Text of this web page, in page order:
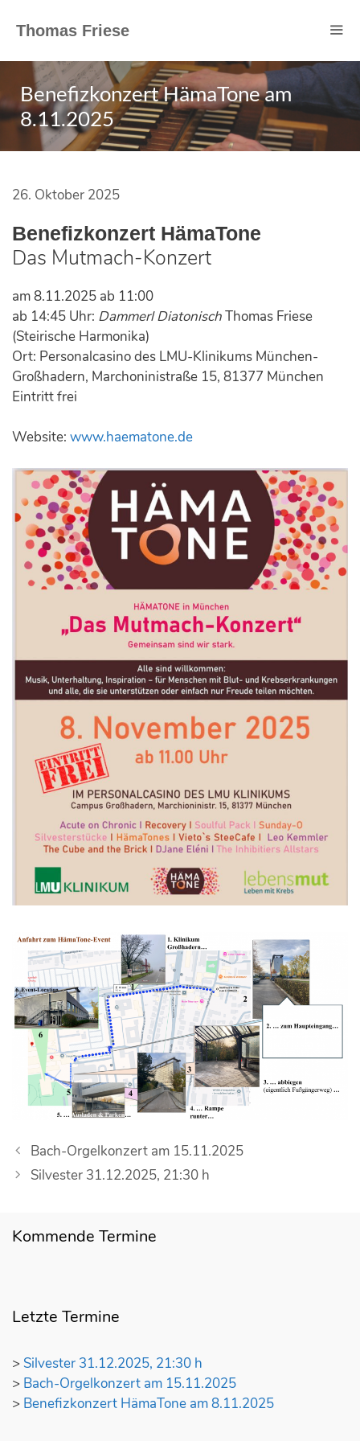
zumThomas Friese
Benefizkonzert HämaTone am
8.11.2025
26. Oktober 2025
Benefizkonzert HämaTone
Das Mutmach-Konzert
am 8.11.2025 ab 11:00
ab 14:45 Uhr: Dammerl DiatonischThomas Friese
(Steirische Harmonika)
Ort: Personalcasino des LMU-Klinikums München-
Großhadern, Marchoninistraße 15, 81377 München
Eintritt frei
Website: www.haematone.de
B
e
r
-
v
i
g
Bach-Orgelkonzert am 15.11.2025
Silvester 31.12.2025, 21:30 h
Kommende Termine
Letzte Termine
> Silvester 31.12.2025, 21:30 h
> Bach-Orgelkonzert am 15.11.2025
> Benefizkonzert HämaTone am 8.11.2025